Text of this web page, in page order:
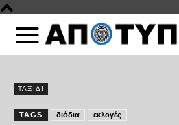
ΤΑΞΙΔI
TAGS διόδια εκλογές